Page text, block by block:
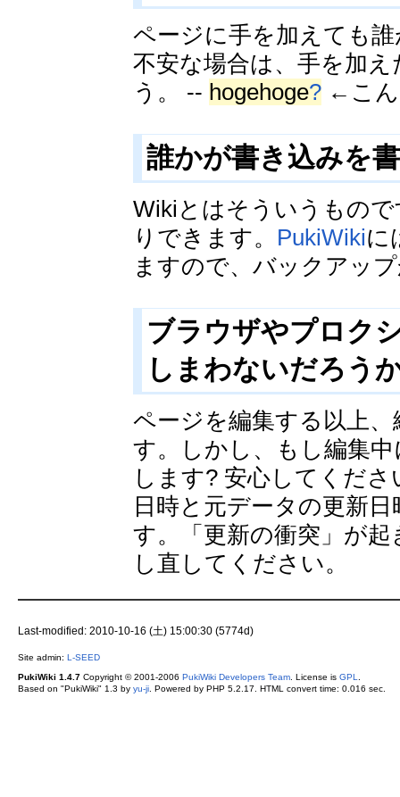
ページに手を加えても
不安な場合は、手を加
う。 -- hogehoge? ←こ
誰かが書き込みを
Wikiとはそういうもの
りできます。 PukiWikiに
ますので、バックアッ
ブラウザやプロク
しまわないだろう
ページを編集する以上
す。しかし、もし編集
します? 安心してくださ
日時と元データの更新
す。「更新の衝突」が
し直してください。
Last-modified: 2010-10-16 (土) 15:00:30 (5774d)
Site admin: L-SEED
PukiWiki 1.4.7Copyright © 2001-2006 PukiWiki Developers Team. License is GPL
Based on "PukiWiki" 1.3 by yu-ji. Powered by PHP 5.2.17. HTML convert time: 0.016 sec.